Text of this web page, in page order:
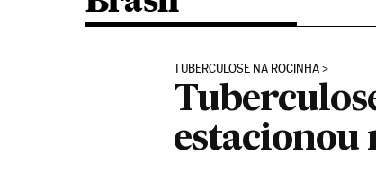
TUBERCULOSE NA ROCINHA
estacionou